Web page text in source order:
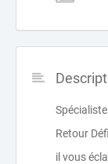
Retour
il vous